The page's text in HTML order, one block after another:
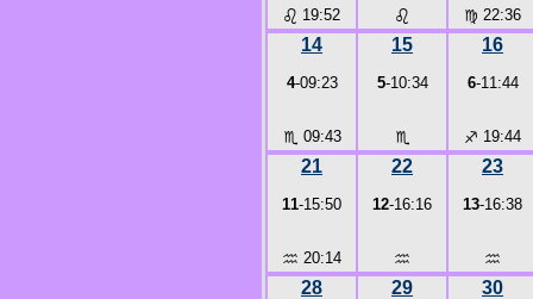
♌ 19:52 ♌ ♍ 22:36
14
4-09:23
♏ 09:43
15
5-10:34
♏
16
6-11:44
♐ 19:44
21
11-15:50
♒ 20:14
22
12-16:16
♒
23
13-16:38
♒
28 29 30